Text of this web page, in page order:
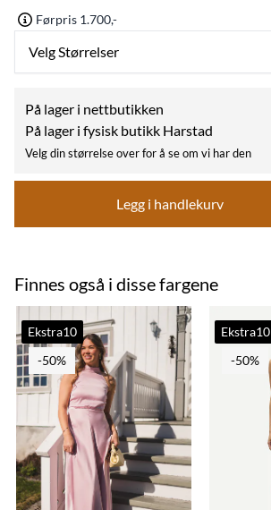
Førpris 1.700,-
Velg Størrelser
På lager i nettbutikken
På lager i fysisk butikk Harstad
Velg din størrelse over for å se om vi har den
Legg i handlekurv
Finnes også i disse fargene
Ekstra10
-50%
Ekstra10
-50%